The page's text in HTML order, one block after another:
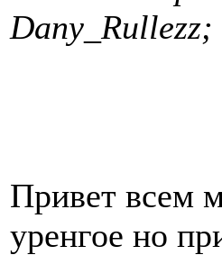
Привет всем
уренгое но